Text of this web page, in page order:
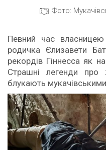
Фото:
Певний час
родичка Єлизавети
рекордів Гіннесса як
Страшні легенди про
блукають